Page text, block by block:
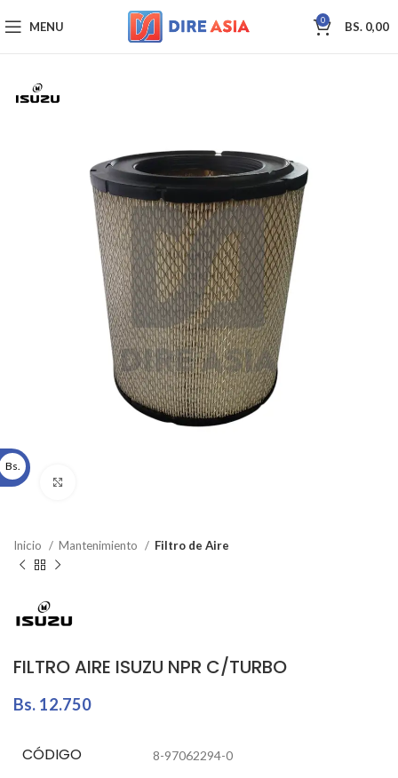
MENU 0 BS. 0,00
Inicio Mantenimiento Filtro de Aire
FILTRO AIRE ISUZU NPR C/TURBO
Bs. 12.750
CÓDIGO 8-97062294-0
Bs.